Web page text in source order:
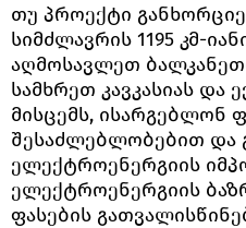
თუ პროექტი
სიმძლავრის 1195 კმ-
აღმოსავლეთ
სამხრეთ კავკასიას და
მისცემს, ისარგებლონ
შესაძლებლობებით და
ელექტროენერგიის
ელექტროენერგიის
ფასების